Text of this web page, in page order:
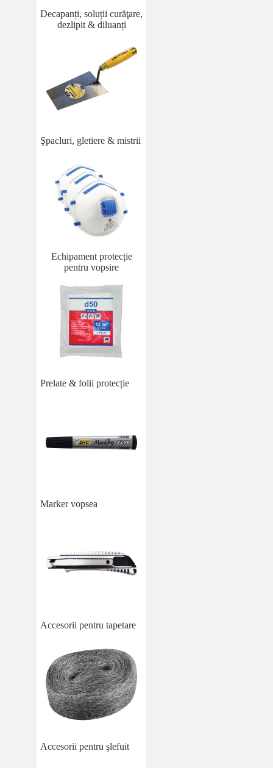
Decapanți, soluții curăţare,
dezlipit & diluanți
Şpacluri, gletiere & mistrii
Echipament protecție
pentru vopsire
Prelate & folii protecție
Marker vopsea
Accesorii pentru tapetare
Accesorii pentru şlefuit